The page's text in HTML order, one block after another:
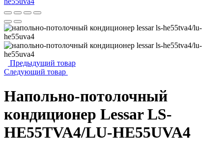
Предыдущий товар
Следующий товар
Напольно-потолочный
кондиционер Lessar LS-
HE55TVA4/LU-HE55UVA4